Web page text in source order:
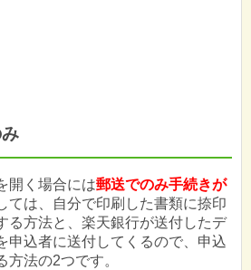
開く場合には郵送でのみ手続きが
ては、自分で印刷した書類に捺印
る方法と、楽天銀行が送付したデ
申込者に送付してくるので、申込
法の2つです。